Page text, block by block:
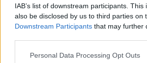
IAB’s list of downstream participants.
also be disclosed by us to third parties on
Downstream Participants that may further
Please note that this website/app uses
Personal Data Processing Opt Outs
Jön még kép!